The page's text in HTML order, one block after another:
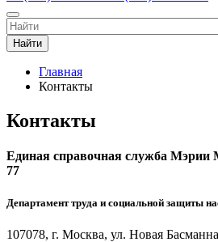
Найти
Главная
Контакты
Контакты
Единая справочная служба Мэрии
77
Департамент труда и социальной защиты
107078, г. Москва, ул. Новая